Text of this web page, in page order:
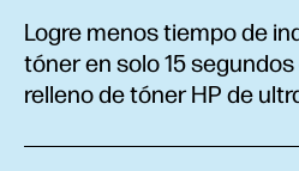
Logre menos tiempo de
tóner en solo 15
relleno de tóner HP de